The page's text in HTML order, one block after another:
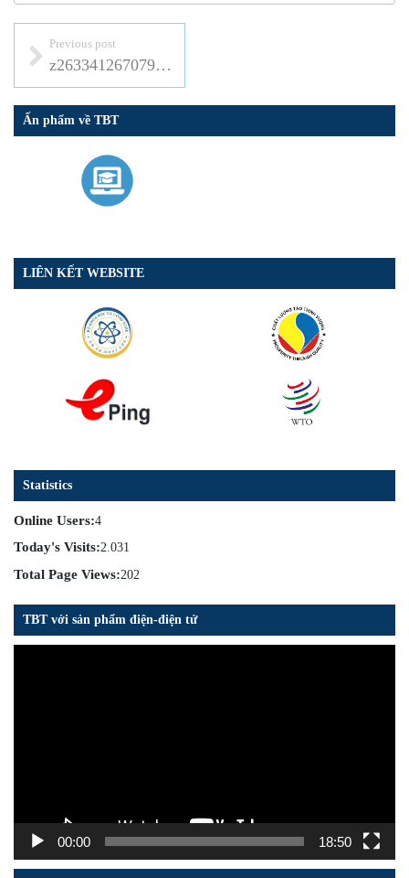
Previous post
z2633412670792_031af0c485c4de5e0403e39dd24cc6d3
Ấn phẩm về TBT
LIÊN KẾT WEBSITE
Statistics
Online Users:4
Today's Visits:2.031
Total Page Views:202
TBT với sản phẩm điện-điện tử
00:00 18:50